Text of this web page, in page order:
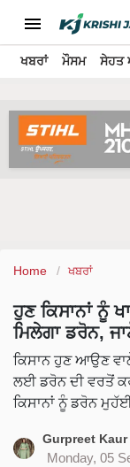
ਖਬਰਾਂ ਮੌਸਮ ਸੇਹਤ
Home ਖਬਰਾਂ
ਹੁਣ ਕਿਸਾਨਾਂ ਨੂੰ
ਮਿਲੇਗਾ ਡਰੋਨ,
ਕਿਸਾਨ ਹੁਣ ਆਉਣ
ਲਈ ਡਰੋਨ ਦੀ ਵਰਤੋਂ
ਕਿਸਾਨਾਂ ਨੂੰ ਡਰੋਨ
Gurpreet Kaur
Monday, 05